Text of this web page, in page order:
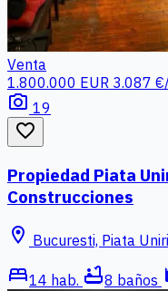
Venta
1.800.000 EUR 3.087
photo_camera 19
favorite_border
Propiedad Piata
Construcciones
location_on Bucuresti, Piata
bed14 hab. bathtub8 baños